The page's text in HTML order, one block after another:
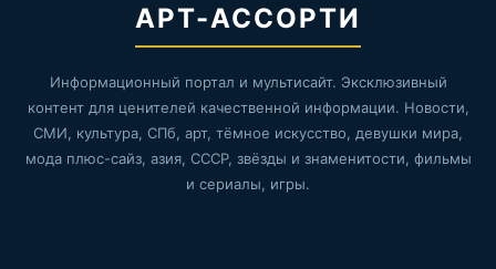
АРТ-АССОРТИ
Информационный портал и мультисайт. Эксклюзивный
контент для ценителей качественной информации. Новости,
СМИ, культура, СПб, арт, тёмное искусство, девушки мира,
мода плюс-сайз, азия, СССР, звёзды и знаменитости, фильмы
и сериалы, игры.